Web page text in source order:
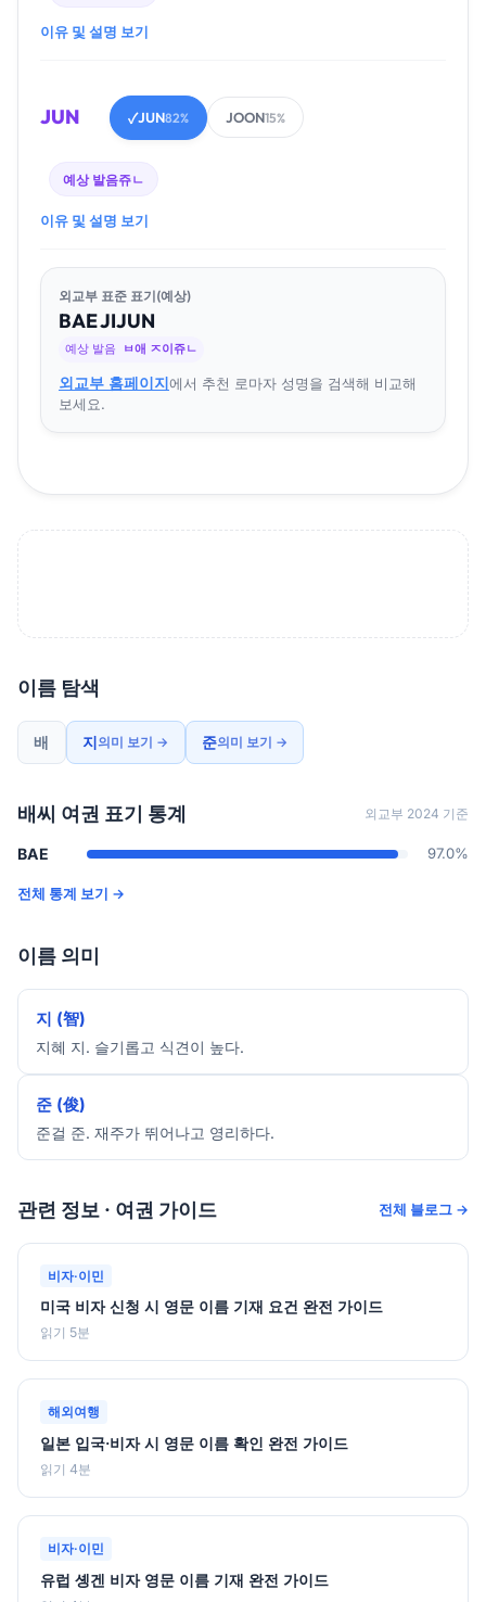
이유 및 설명 보기
JUN ✓JUN82% JOON15%
예상 발음쥬ㄴ
이유 및 설명 보기
외교부 표준 표기(예상)
BAEJIJUN
예상 발음 ㅂ애 ㅈ이쥬ㄴ
외교부 홈페이지에서 추천 로마자 성명을 검색해 비교해
보세요.
이름 탐색
배 지의미 보기 → 준의미 보기 →
배씨 여권 표기 통계 외교부 2024 기준
BAE 97.0%
전체 통계 보기 →
이름 의미
지 (智)
지혜 지. 슬기롭고 식견이 높다.
준 (俊)
준걸 준. 재주가 뛰어나고 영리하다.
관련 정보 · 여권 가이드 전체 블로그 →
비자·이민
미국 비자 신청 시 영문 이름 기재 요건 완전 가이드
읽기 5분
해외여행
일본 입국·비자 시 영문 이름 확인 완전 가이드
읽기 4분
비자·이민
유럽 솅겐 비자 영문 이름 기재 완전 가이드